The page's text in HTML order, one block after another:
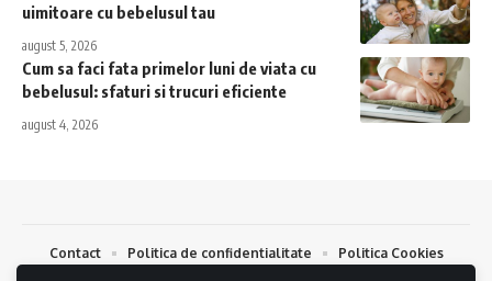
uimitoare cu bebelusul tau
august 5, 2026
Cum sa faci fata primelor luni de viata cu
bebelusul: sfaturi si trucuri eficiente
august 4, 2026
Contact Politica de confidentialitate Politica Cookies